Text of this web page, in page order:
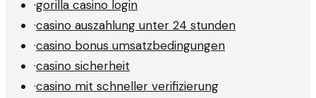
·gorilla casino login
·casino auszahlung unter 24 stunden
·casino bonus umsatzbedingungen
·casino sicherheit
·casino mit schneller verifizierung